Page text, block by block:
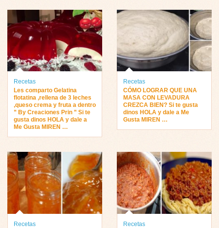
Recetas
Les comparto Gelatina
flotatina ,rellena de 3 leches
,queso crema y fruta a dentro
” By Creaciones Prin ” Si te
gusta dinos HOLA y dale a
Me Gusta MIREN …
Recetas
CÓMO LOGRAR QUE UNA
MASA CON LEVADURA
CREZCA BIEN? Si te gusta
dinos HOLA y dale a Me
Gusta MIREN …
Recetas
Recetas